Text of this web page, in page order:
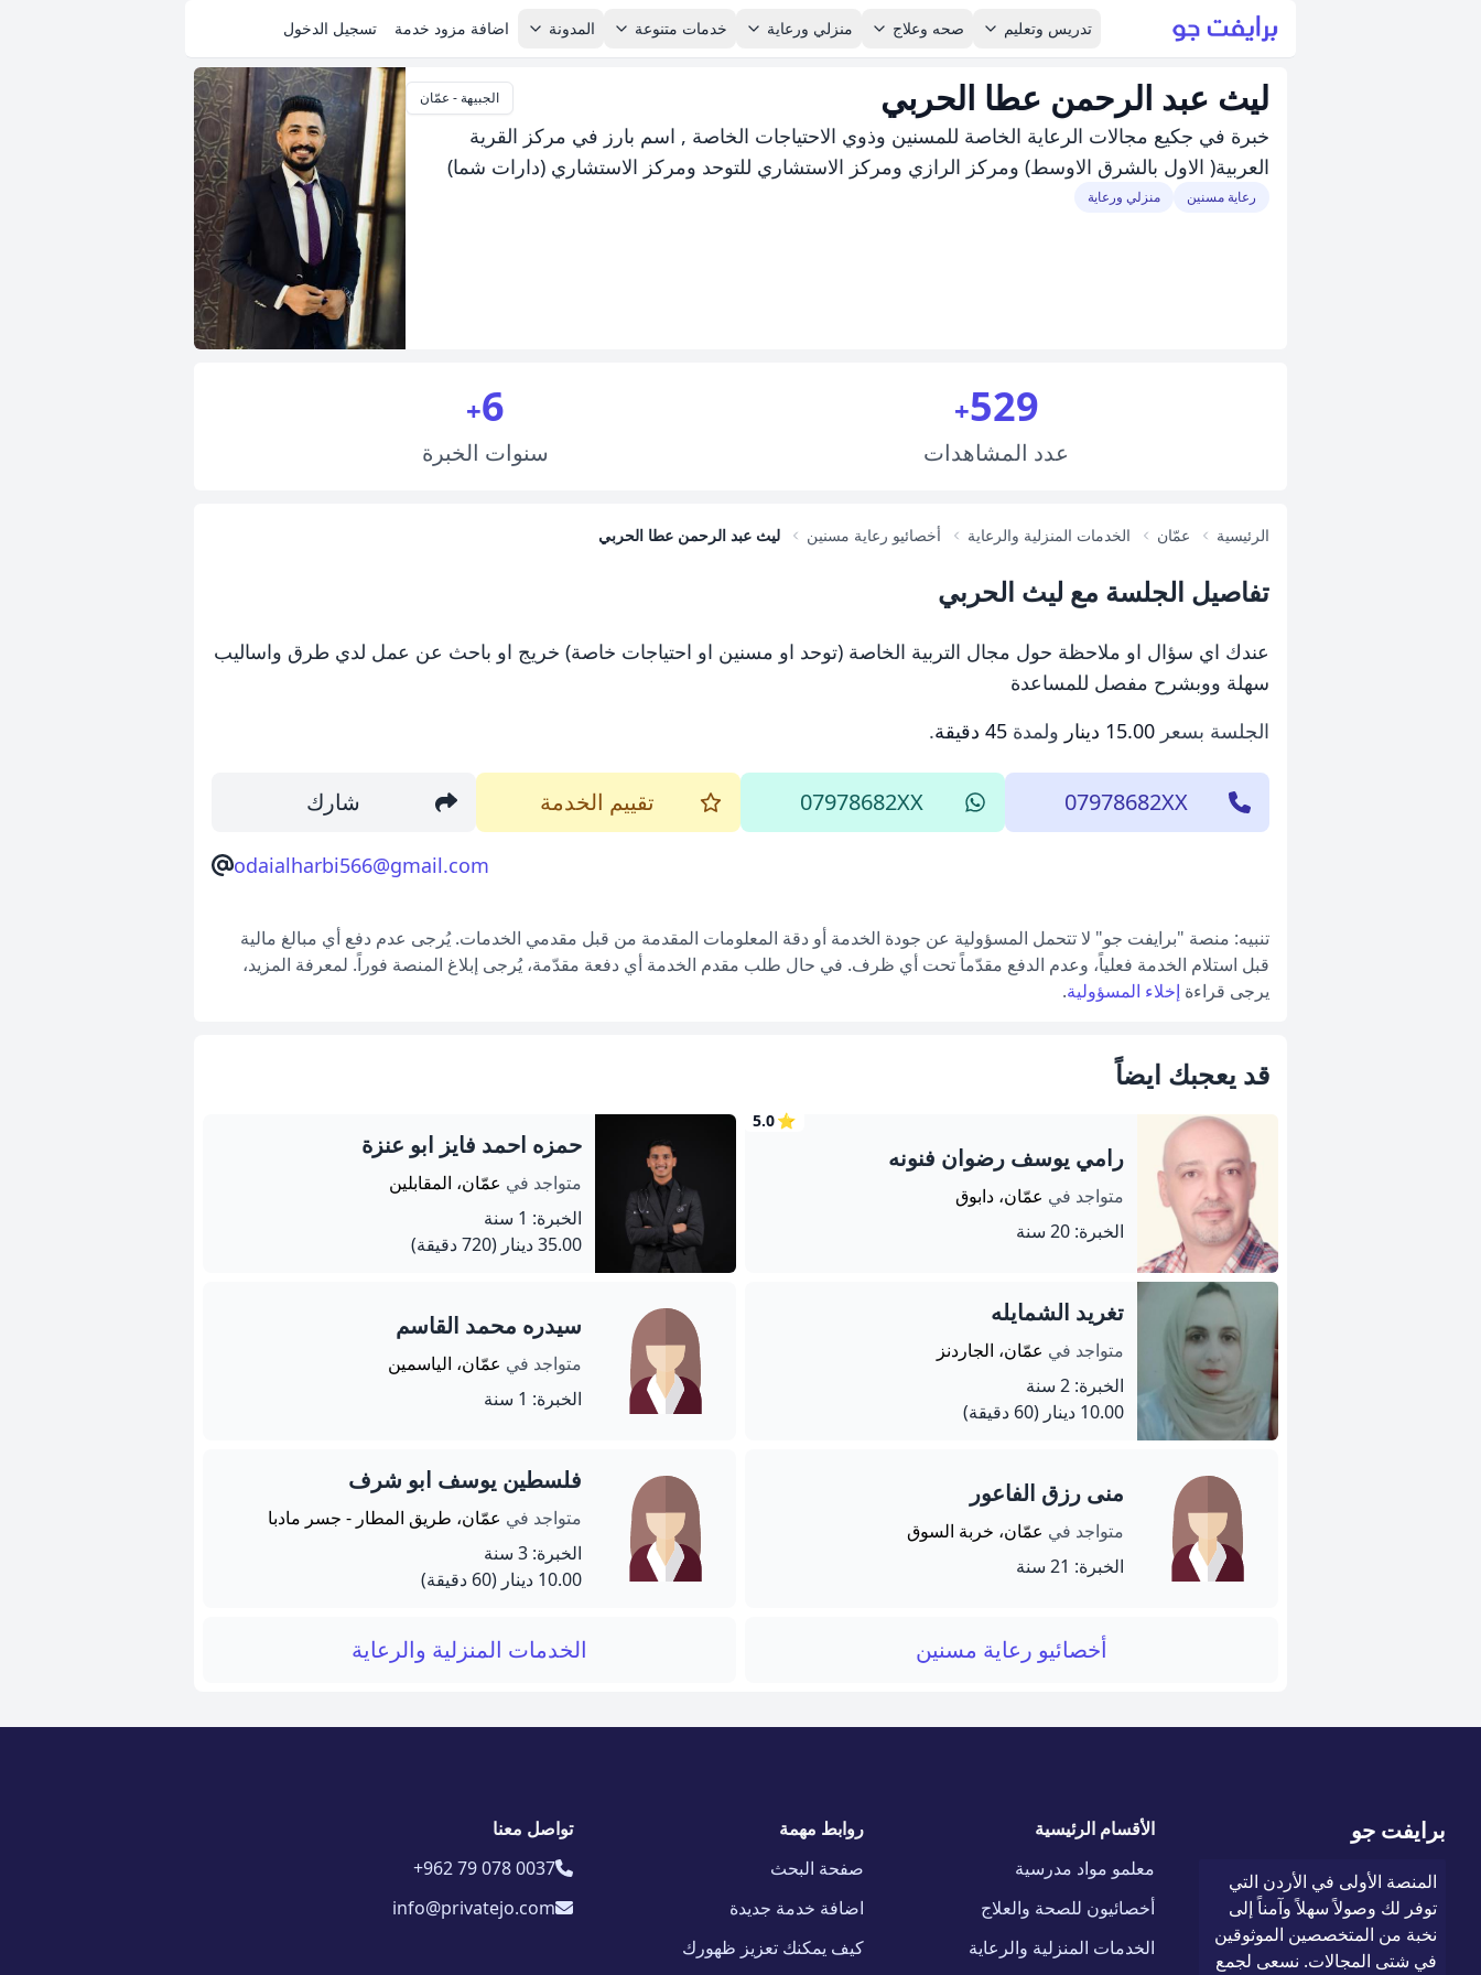
تدريس وتعليم صحه وعلاج منزلي ورعاية خدمات متنوعة المدونة اضافة مزود خدمة تسجيل الدخول
ليث عبد الرحمن عطا الحربي الجبيهة - عمّان
خبرة في جكيع مجالات الرعاية الخاصة للمسنين وذوي الاحتياجات الخاصة , اسم بارز في مركز القرية
العربية( الاول بالشرق الاوسط) ومركز الرازي ومركز الاستشاري للتوحد ومركز الاستشاري (دارات شما)
رعاية مسنين منزلي ورعاية
529
+
عدد المشاهدات
6
+
سنوات الخبرة
الرئيسية عمّان الخدمات المنزلية والرعاية أخصائيو رعاية مسنين ليث عبد الرحمن عطا الحربي
تفاصيل الجلسة مع ليث الحربي
عندك اي سؤال او ملاحظة حول مجال التربية الخاصة (توحد او مسنين او احتياجات خاصة) خريج او باحث عن عمل لدي طرق واساليب
سهلة ووبشرح مفصل للمساعدة
الجلسة بسعر 15.00 دينار ولمدة 45 دقيقة .
07978682XX
07978682XX تقييم الخدمة شارك
odaialharbi566@gmail.com
تنبيه: منصة "برايفت جو" لا تتحمل المسؤولية عن جودة الخدمة أو دقة المعلومات المقدمة من قبل مقدمي الخدمات. يُرجى عدم دفع أي مبالغ مالية
قبل استلام الخدمة فعلياً، وعدم الدفع مقدّماً تحت أي ظرف. في حال طلب مقدم الخدمة أي دفعة مقدّمة، يُرجى إبلاغ المنصة فوراً. لمعرفة المزيد،
يرجى قراءة إخلاء المسؤولية.
قد يعجبك ايضاً
⭐
5.0
رامي يوسف رضوان فنونه
متواجد في عمّان، دابوق
الخبرة: 20 سنة
حمزه احمد فايز ابو عنزة
متواجد في عمّان، المقابلين
الخبرة: 1 سنة
35.00 دينار
(720 دقيقة)
تغريد الشمايله
متواجد في عمّان، الجاردنز
الخبرة: 2 سنة
10.00 دينار
(60 دقيقة)
سيدره محمد القاسم
متواجد في عمّان، الياسمين
الخبرة: 1 سنة
منى رزق الفاعور
متواجد في عمّان، خربة السوق
الخبرة: 21 سنة
فلسطين يوسف ابو شرف
متواجد في عمّان، طريق المطار - جسر مادبا
الخبرة: 3 سنة
10.00 دينار
(60 دقيقة)
أخصائيو رعاية مسنين الخدمات المنزلية والرعاية
برايفت جو
المنصة الأولى في الأردن التي
توفر لك وصولاً سهلاً وآمناً إلى
نخبة من المتخصصين الموثوقين
في شتى المجالات. نسعى لجمع
الأقسام الرئيسية
معلمو مواد مدرسية
أخصائيون للصحة والعلاج
الخدمات المنزلية والرعاية
روابط مهمة
صفحة البحث
اضافة خدمة جديدة
كيف يمكنك تعزيز ظهورك
تواصل معنا
+962 79 078 0037
info@privatejo.com